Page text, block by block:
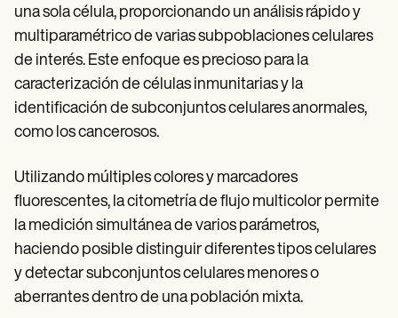
una sola célula, proporcionando un análisis rápido y
multiparamétrico de varias subpoblaciones celulares
de interés. Este enfoque es precioso para la
caracterización de células inmunitarias y la
identificación de subconjuntos celulares anormales,
como los cancerosos.
Utilizando múltiples colores y marcadores
fluorescentes, la citometría de flujo multicolor permite
la medición simultánea de varios parámetros,
haciendo posible distinguir diferentes tipos celulares
y detectar subconjuntos celulares menores o
aberrantes dentro de una población mixta.